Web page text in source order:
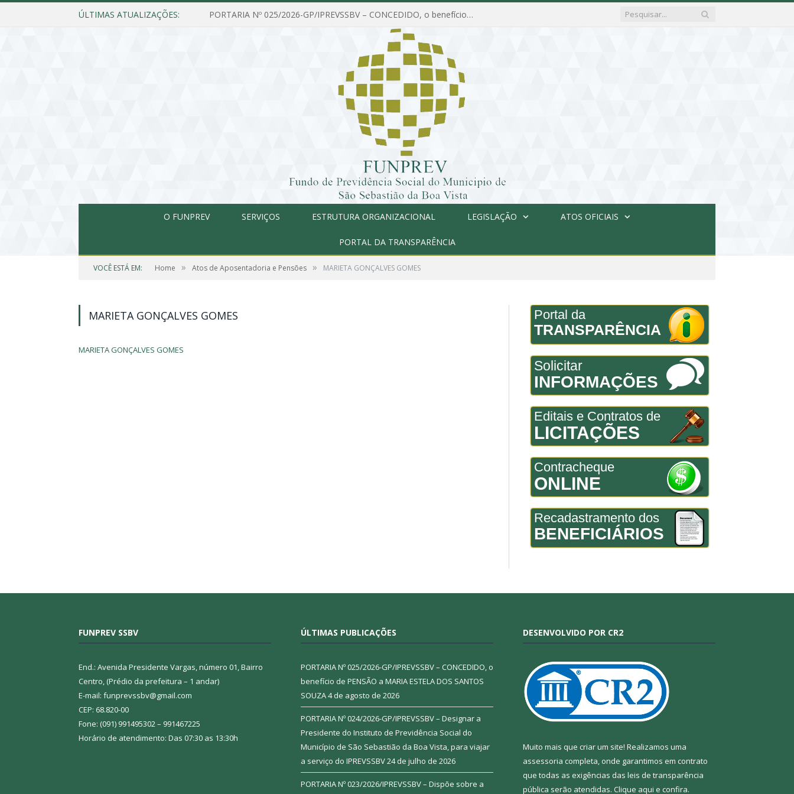
ÚLTIMAS ATUALIZAÇÕES: PORTARIA Nº 025/2026-GP/IPREVSSBV – CONCEDIDO, o benefício de PENSÃO a MARIA ESTELA DOS SANTOS SOUZA
O FUNPREV SERVIÇOS ESTRUTURA ORGANIZACIONAL LEGISLAÇÃO ATOS OFICIAIS
PORTAL DA TRANSPARÊNCIA
VOCÊ ESTÁ EM: Home » Atos de Aposentadoria e Pensões » MARIETA GONÇALVES GOMES
MARIETA GONÇALVES GOMES
MARIETA GONÇALVES GOMES
Portal da
TRANSPARÊNCIA
Solicitar
INFORMAÇÕES
Editais e Contratos de
LICITAÇÕES
Contracheque
ONLINE
Recadastramento dos
BENEFICIÁRIOS
FUNPREV SSBV
End.: Avenida Presidente Vargas, número 01, Bairro
Centro, (Prédio da prefeitura – 1 andar)
E-mail: funprevssbv@gmail.com
CEP: 68.820-00
Fone: (091) 991495302 – 991467225
Horário de atendimento: Das 07:30 as 13:30h
ÚLTIMAS PUBLICAÇÕES
PORTARIA Nº 025/2026-GP/IPREVSSBV – CONCEDIDO, o
benefício de PENSÃO a MARIA ESTELA DOS SANTOS
SOUZA4 de agosto de 2026
PORTARIA Nº 024/2026-GP/IPREVSSBV – Designar a
Presidente do Instituto de Previdência Social do
Município de São Sebastião da Boa Vista, para viajar
a serviço do IPREVSSBV24 de julho de 2026
PORTARIA Nº 023/2026/IPREVSSBV – Dispõe sobre a
DESENVOLVIDO POR CR2
Muito mais que criar um site! Realizamos uma
assessoria completa, onde garantimos em contrato
que todas as exigências das leis de transparência
pública serão atendidas. Clique aqui e confira.